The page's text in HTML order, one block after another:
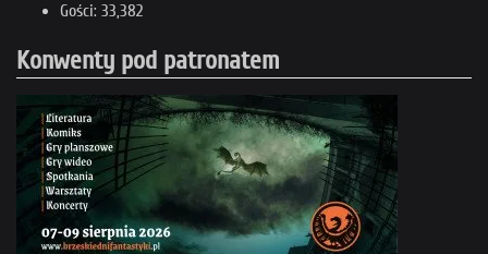
Gości: 33,382
Konwenty pod patronatem